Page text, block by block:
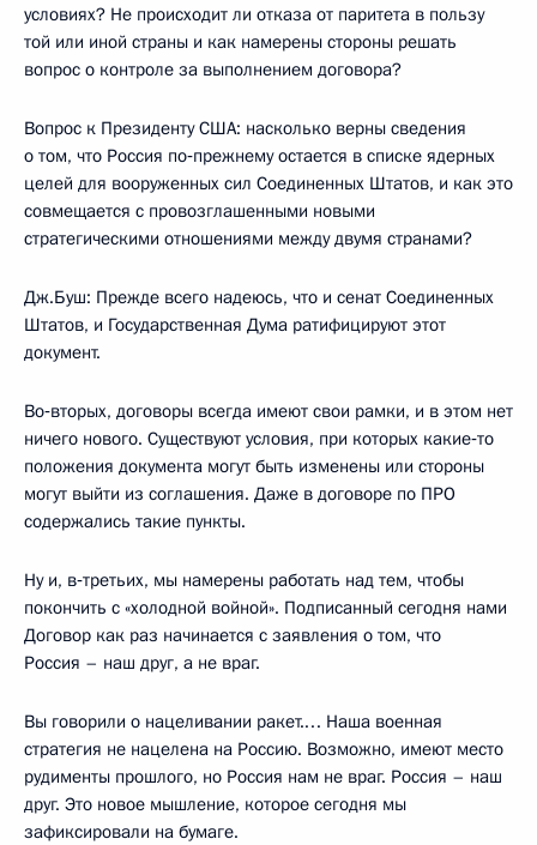
условиях? Не происходит ли отказа от паритета в пользу
той или иной страны и как намерены стороны решать
вопрос о контроле за выполнением договора?
Вопрос к Президенту США: насколько верны сведения
о том, что Россия по‑прежнему остается в списке ядерных
целей для вооруженных сил Соединенных Штатов, и как это
совмещается с провозглашенными новыми
стратегическими отношениями между двумя странами?
Дж.Буш: Прежде всего надеюсь, что и сенат Соединенных
Штатов, и Государственная Дума ратифицируют этот
документ.
Во‑вторых, договоры всегда имеют свои рамки, и в этом нет
ничего нового. Существуют условия, при которых какие‑то
положения документа могут быть изменены или стороны
могут выйти из соглашения. Даже в договоре по ПРО
содержались такие пункты.
Ну и, в‑третьих, мы намерены работать над тем, чтобы
покончить с «холодной войной». Подписанный сегодня нами
Договор как раз начинается с заявления о том, что
Россия – наш друг, а не враг.
Вы говорили о нацеливании ракет.… Наша военная
стратегия не нацелена на Россию. Возможно, имеют место
рудименты прошлого, но Россия нам не враг. Россия – наш
друг. Это новое мышление, которое сегодня мы
зафиксировали на бумаге.